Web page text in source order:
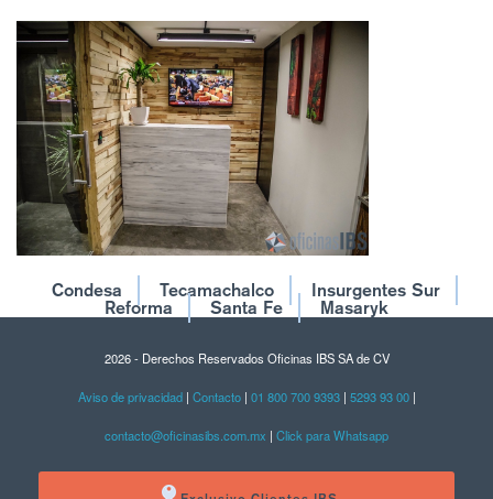
Condesa Tecamachalco
Insurgentes Sur
Reforma
Santa Fe Masaryk
2026 - Derechos Reservados Oficinas IBS SA de CV
Aviso de privacidad| Contacto| 01 800 700 9393 | 5293 93 00|
contacto@oficinasibs.com.mx | Click para Whatsapp